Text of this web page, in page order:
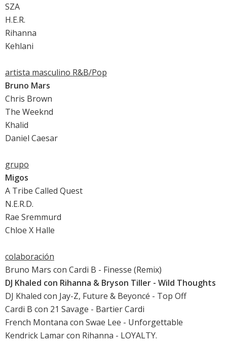
SZA
H.E.R.
Rihanna
Kehlani
artista masculino R&B/Pop
Bruno Mars
Chris Brown
The Weeknd
Khalid
Daniel Caesar
grupo
Migos
A Tribe Called Quest
N.E.R.D.
Rae Sremmurd
Chloe X Halle
colaboración
Bruno Mars con Cardi B - Finesse (Remix)
DJ Khaled con Rihanna & Bryson Tiller - Wild Thoughts
DJ Khaled con Jay-Z, Future & Beyoncé - Top Off
Cardi B con 21 Savage - Bartier Cardi
French Montana con Swae Lee - Unforgettable
Kendrick Lamar con Rihanna - LOYALTY.